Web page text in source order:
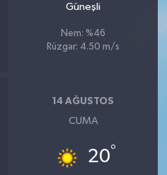
Güneşli
Nem: %46
Rüzgar: 4.50 m/s
14 AĞUSTOS
CUMA
20°